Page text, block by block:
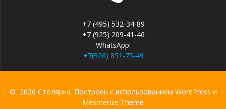
+7 (495) 532-34-89
+7 (925) 209-41-46
WhatsApp:
+7(926) 851-75-49
© 2026 Столярка. Построен с использованием WordPress и
Mesmerize Theme